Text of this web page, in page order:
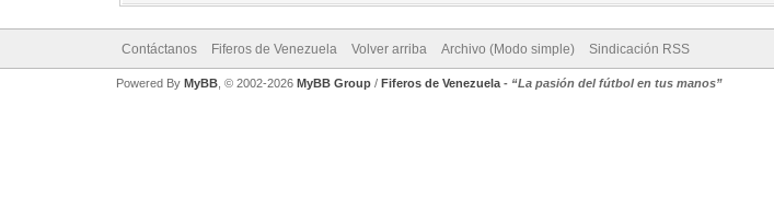
Contáctanos Fiferos de Venezuela Volver arriba Archivo (Modo simple) Sindicación RSS
Powered By MyBB, © 2002-2026 MyBB Group/ Fiferos de Venezuela- “La pasión del fútbol en tus manos”